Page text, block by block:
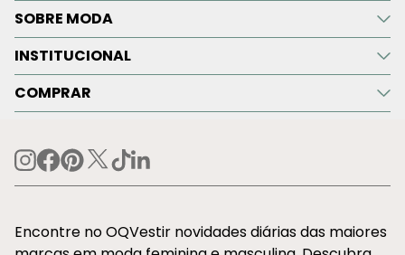
SOBRE MODA
INSTITUCIONAL
COMPRAR
Encontre no OQVestir novidades diárias das maiores